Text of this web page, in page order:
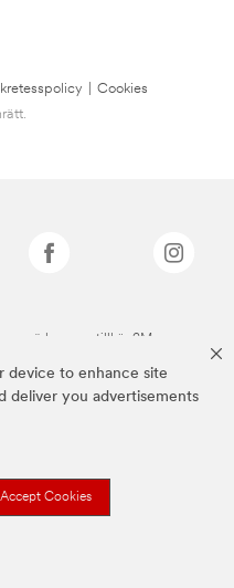
device to enhance site
deliver you advertisements
Accept Cookies
Cookies
som tillhör 3M.